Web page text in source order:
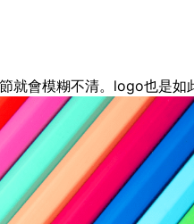
會模糊不清。logo也是